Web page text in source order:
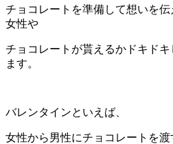
チョコレートを準備して想いを
女性や
チョコレートが貰えるかドキド
ます。
バレンタインといえば、
女性から男性にチョコレートを